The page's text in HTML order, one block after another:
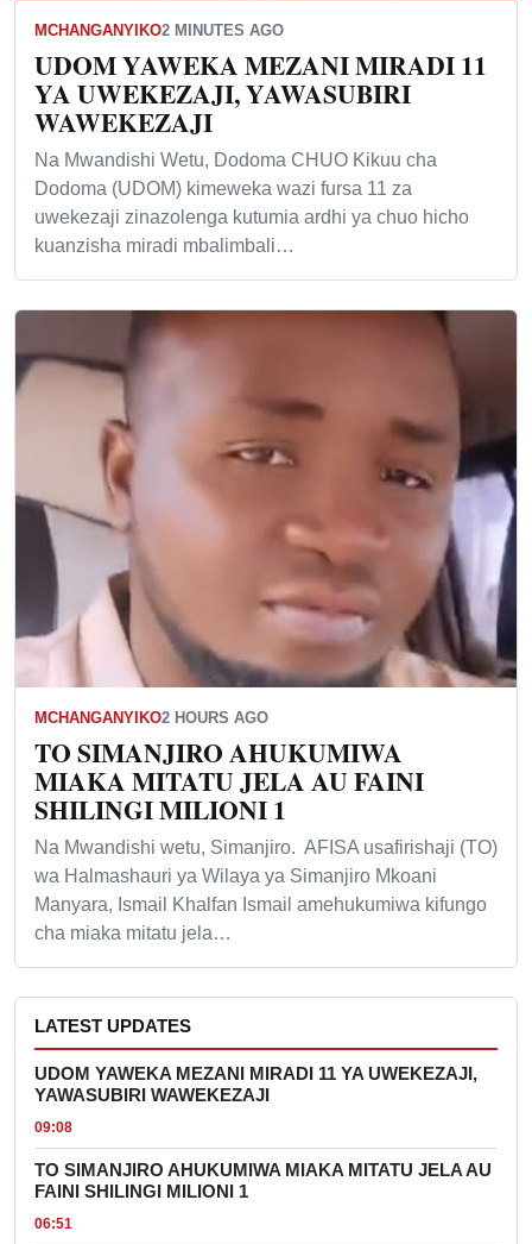
MCHANGANYIKO2 MINUTES AGO
UDOM YAWEKA MEZANI MIRADI 11
YA UWEKEZAJI, YAWASUBIRI
WAWEKEZAJI
Na Mwandishi Wetu, Dodoma CHUO Kikuu cha
Dodoma (UDOM) kimeweka wazi fursa 11 za
uwekezaji zinazolenga kutumia ardhi ya chuo hicho
kuanzisha miradi mbalimbali…
MCHANGANYIKO2 HOURS AGO
TO SIMANJIRO AHUKUMIWA
MIAKA MITATU JELA AU FAINI
SHILINGI MILIONI 1
Na Mwandishi wetu, Simanjiro. AFISA usafirishaji (TO)
wa Halmashauri ya Wilaya ya Simanjiro Mkoani
Manyara, Ismail Khalfan Ismail amehukumiwa kifungo
cha miaka mitatu jela…
LATEST UPDATES
UDOM YAWEKA MEZANI MIRADI 11 YA UWEKEZAJI,
YAWASUBIRI WAWEKEZAJI
09:08
TO SIMANJIRO AHUKUMIWA MIAKA MITATU JELA AU
FAINI SHILINGI MILIONI 1
06:51